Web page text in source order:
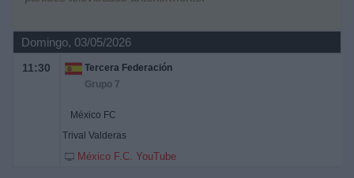
Domingo, 03/05/2026
11:30
Tercera Federación
Grupo 7
México FC
Trival Valderas
México F.C. YouTube